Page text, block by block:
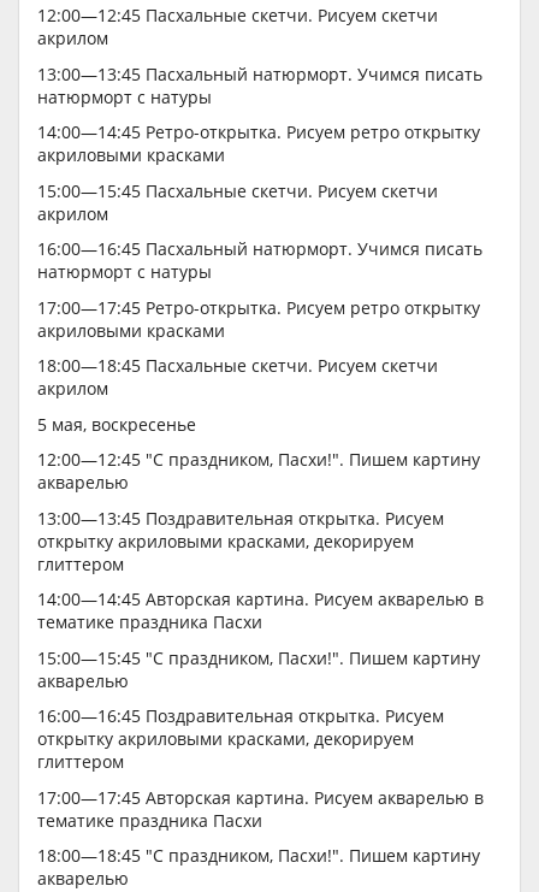
12:00—12:45 Пасхальные скетчи. Рисуем скетчи
акрилом
13:00—13:45 Пасхальный натюрморт. Учимся писать
натюрморт с натуры
14:00—14:45 Ретро-открытка. Рисуем ретро открытку
акриловыми красками
15:00—15:45 Пасхальные скетчи. Рисуем скетчи
акрилом
16:00—16:45 Пасхальный натюрморт. Учимся писать
натюрморт с натуры
17:00—17:45 Ретро-открытка. Рисуем ретро открытку
акриловыми красками
18:00—18:45 Пасхальные скетчи. Рисуем скетчи
акрилом
5 мая, воскресенье
12:00—12:45 "С праздником, Пасхи!". Пишем картину
акварелью
13:00—13:45 Поздравительная открытка. Рисуем
открытку акриловыми красками, декорируем
глиттером
14:00—14:45 Авторская картина. Рисуем акварелью в
тематике праздника Пасхи
15:00—15:45 "С праздником, Пасхи!". Пишем картину
акварелью
16:00—16:45 Поздравительная открытка. Рисуем
открытку акриловыми красками, декорируем
глиттером
17:00—17:45 Авторская картина. Рисуем акварелью в
тематике праздника Пасхи
18:00—18:45 "С праздником, Пасхи!". Пишем картину
акварелью